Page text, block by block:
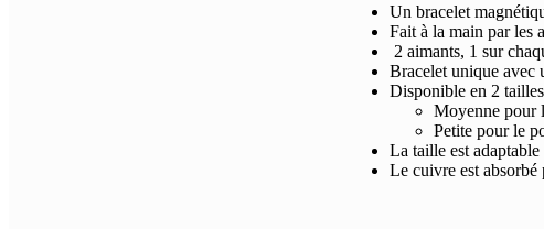
Un bracelet
Fait à la main par les
2 aimants, 1 sur
Bracelet unique avec
Disponible en 2
Moyenne pour
Petite pour le
La taille est
Le cuivre est